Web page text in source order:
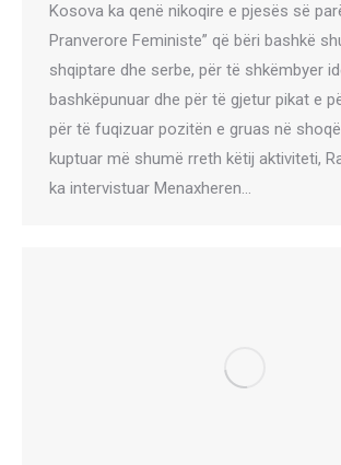
Kosova ka qenë nikoqire e pjesës së
Pranverore Feministe” që bëri bashkë
shqiptare dhe serbe, për të shkëmbyer
bashkëpunuar dhe për të gjetur pikat e
për të fuqizuar pozitën e gruas në
kuptuar më shumë rreth këtij aktiviteti,
ka intervistuar Menaxheren…